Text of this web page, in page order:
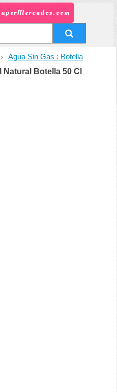
Agua Sin Gas : Botella
Botella 50 Cl